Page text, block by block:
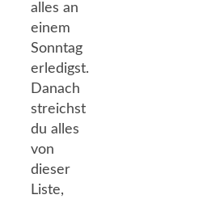
alles an
einem
Sonntag
erledigst.
Danach
streichst
du alles
von
dieser
Liste,